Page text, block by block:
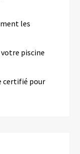
les
piscine
certifié pour